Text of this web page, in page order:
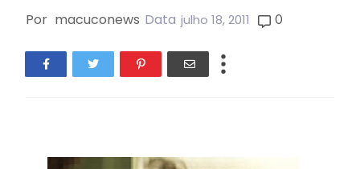
Por macuconews Data julho 18, 2011 0